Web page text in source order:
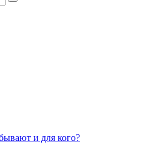
и для кого?